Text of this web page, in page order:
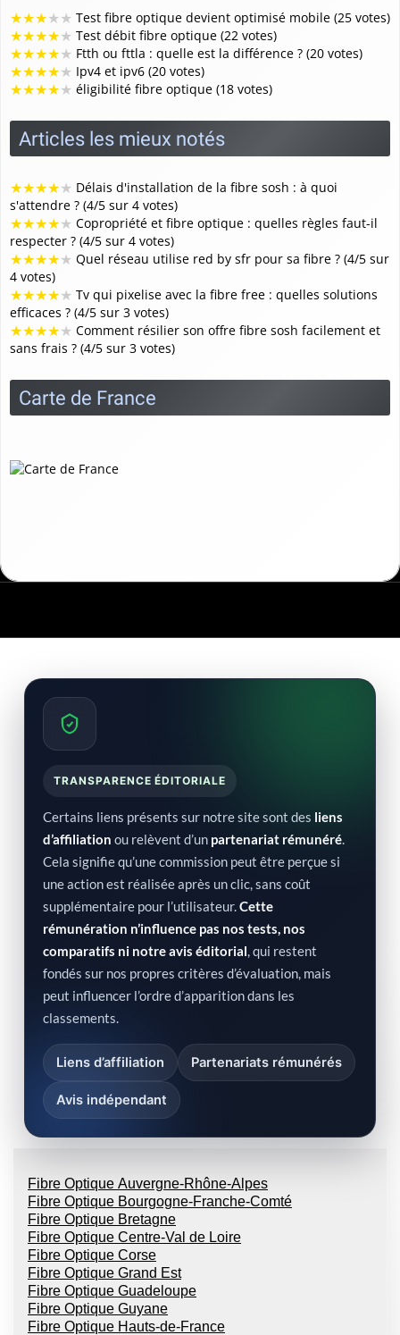
★★★★★ Test fibre optique devient optimisé mobile (25 votes)
★★★★★ Test débit fibre optique (22 votes)
★★★★★ Ftth ou fttla : quelle est la différence ? (20 votes)
★★★★★ Ipv4 et ipv6 (20 votes)
★★★★★ éligibilité fibre optique (18 votes)
Articles les mieux notés
★★★★★ Délais d'installation de la fibre sosh : à quoi
s'attendre ? (4/5 sur 4 votes)
★★★★★ Copropriété et fibre optique : quelles règles faut-il
respecter ? (4/5 sur 4 votes)
★★★★★ Quel réseau utilise red by sfr pour sa fibre ? (4/5 sur
4 votes)
★★★★★ Tv qui pixelise avec la fibre free : quelles solutions
efficaces ? (4/5 sur 3 votes)
★★★★★ Comment résilier son offre fibre sosh facilement et
sans frais ? (4/5 sur 3 votes)
Carte de France
TRANSPARENCE ÉDITORIALE
Certains liens présents sur notre site sont des liens
d’affiliation ou relèvent d’un partenariat rémunéré.
Cela signifie qu’une commission peut être perçue si
une action est réalisée après un clic, sans coût
supplémentaire pour l’utilisateur.Cette
rémunération n’influence pas nos tests, nos
comparatifs ni notre avis éditorial, qui restent
fondés sur nos propres critères d’évaluation, mais
peut influencer l’ordre d’apparition dans les
classements.
Liens d’affiliation Partenariats rémunérés
Avis indépendant
Fibre Optique Auvergne-Rhône-Alpes
Fibre Optique Bourgogne-Franche-Comté
Fibre Optique Bretagne
Fibre Optique Centre-Val de Loire
Fibre Optique Corse
Fibre Optique Grand Est
Fibre Optique Guadeloupe
Fibre Optique Guyane
Fibre Optique Hauts-de-France